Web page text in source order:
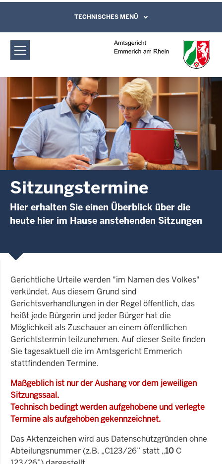
Amtsgericht Emmerich am Rhein:
Sitzungstermine
Direkt zum Inhalt
Leichte Sprache, Gebärdensprachenvideo
und Kontaktformular
TECHNISCHES MENÜ
Sitzungstermine
Hier erhalten Sie einen Überblick über die
heute hier im Hause anstehenden Sitzungen
Gerichtliche Urteile werden "im Namen des Volkes"
verkündet. Aus diesem Grund sind
Gerichtsverhandlungen in der Regel öffentlich, das
heißt jede Bürgerin und jeder Bürger hat die
Möglichkeit als Zuschauer an einem öffentlichen
Gerichtstermin teilzunehmen. Auf dieser Seite finden
Sie tagesaktuell die im Amtsgericht Emmerich
stattfindenden Termine.
Maßgeblich ist nur der Aushang vor dem jeweiligen
Sitzungssaal.
Technisch bedingt werden aufgehobene und verlegte
Termine als aufgehoben gekennzeichnet.
Das Aktenzeichen wird aus Datenschutzgründen ohne
Abteilungsnummer (z.B. „C123/26” statt „10 C